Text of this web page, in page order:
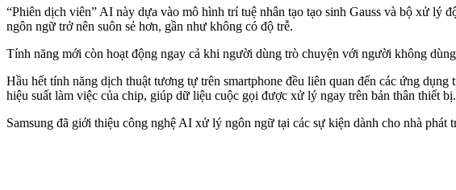
“Phiên dịch viên” AI này dựa vào mô hình trí tuệ nhân tạo tạo sinh Gauss và bộ xử
ngôn ngữ trở nên suôn sẻ hơn, gần như không có độ trễ.
Tính năng mới còn hoạt động ngay cả khi người dùng trò chuyện với người không
Hầu hết tính năng dịch thuật tương tự trên smartphone đều liên quan đến các ứng
hiệu suất làm việc của chip, giúp dữ liệu cuộc gọi được xử lý ngay trên bản thân thiết bị.
Samsung đã giới thiệu công nghệ AI xử lý ngôn ngữ tại các sự kiện dành cho nhà phát